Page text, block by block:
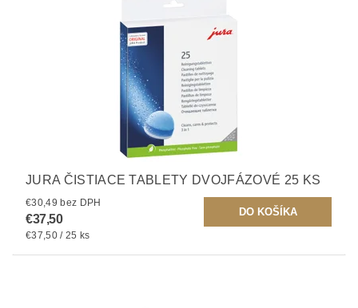
JURA ČISTIACE TABLETY DVOJFÁZOVÉ 25 KS
€30,49 bez DPH
€37,50
€37,50 / 25 ks